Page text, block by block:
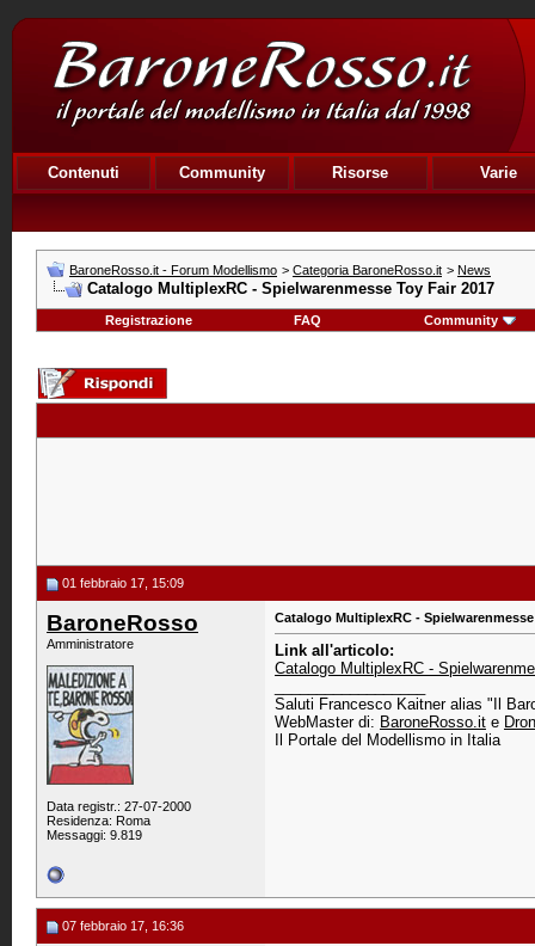
Contenuti Community Risorse Varie
BaroneRosso.it - Forum Modellismo > Categoria BaroneRosso.it > News
Catalogo MultiplexRC - Spielwarenmesse Toy Fair 2017
Registrazione FAQ Community
01 febbraio 17, 15:09
BaroneRosso
Amministratore
Data registr.: 27-07-2000
Residenza: Roma
Messaggi: 9.819
Catalogo MultiplexRC - Spielwarenmesse
Link all'articolo:
Catalogo MultiplexRC -
Saluti Francesco Kaitner alias "Il
WebMaster di: BaroneRosso.it e
Il Portale del Modellismo in Italia
07 febbraio 17, 16:36